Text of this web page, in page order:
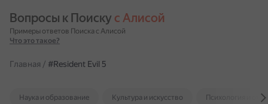
Вопросы к Поиску с Алисой
Примеры ответов Поиска с Алисой
Что это такое?
Главная / #Resident Evil 5
Наука и образование Культура и искусство Психология и